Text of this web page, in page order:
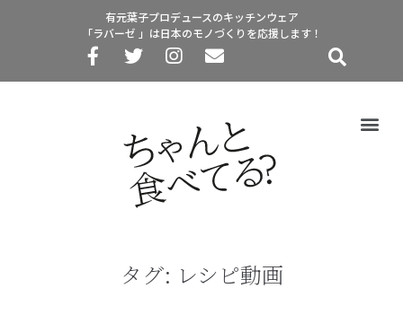
有元葉子プロデュースのキッチンウェア
「ラバーゼ 」は日本のモノづくりを応援します！
タグ: レシピ動画